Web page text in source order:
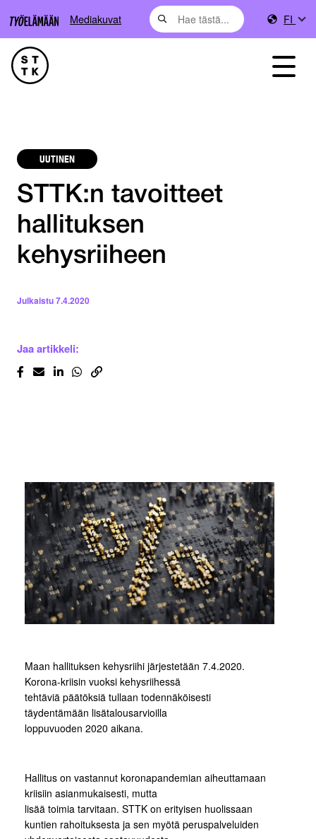
Mediakuvat FI
UUTINEN
STTK:n tavoitteet
hallituksen
kehysriiheen
Julkaistu7.4.2020
Jaa artikkeli:
Maan hallituksen kehysriihi järjestetään 7.4.2020.
Korona-kriisin vuoksi kehysriihessä
tehtäviä päätöksiä tullaan todennäköisesti
täydentämään lisätalousarvioilla
loppuvuoden 2020 aikana.
Hallitus on vastannut koronapandemian aiheuttamaan
kriisiin asianmukaisesti, mutta
lisää toimia tarvitaan. STTK on erityisen huolissaan
kuntien rahoituksesta ja sen myötä peruspalveluiden